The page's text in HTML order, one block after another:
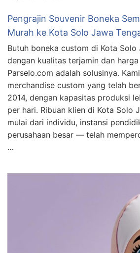
Pengrajin Souvenir Boneka
Murah ke Kota Solo Jawa
Butuh boneka custom di Kota Solo
dengan kualitas terjamin dan
Parselo.com adalah solusinya.
merchandise custom yang telah
2014, dengan kapasitas produksi
per hari. Ribuan klien di Kota Solo
mulai dari individu, instansi
perusahaan besar — telah
…